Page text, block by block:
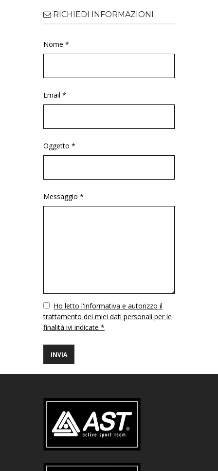
RICHIEDI INFORMAZIONI
Nome *
Email *
Oggetto *
Messaggio *
VuotoHo letto l'informativa e autorizzo il
trattamento dei miei dati personali per le
finalità ivi indicate *